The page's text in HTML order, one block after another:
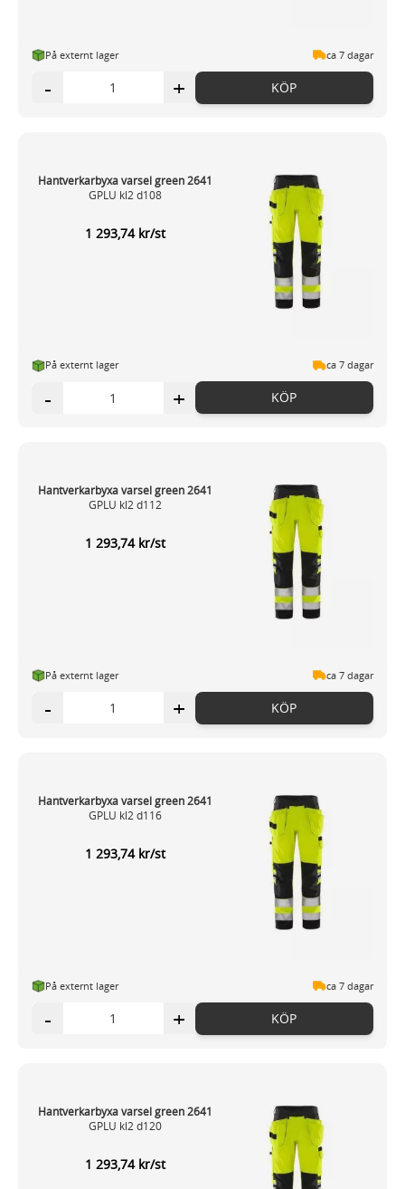
På externt lager ca 7 dagar
- + KÖP
Hantverkarbyxa varsel green 2641
GPLU kl2 d108
1 293,74 kr/st
På externt lager ca 7 dagar
- + KÖP
Hantverkarbyxa varsel green 2641
GPLU kl2 d112
1 293,74 kr/st
På externt lager ca 7 dagar
- + KÖP
Hantverkarbyxa varsel green 2641
GPLU kl2 d116
1 293,74 kr/st
På externt lager ca 7 dagar
- + KÖP
Hantverkarbyxa varsel green 2641
GPLU kl2 d120
1 293,74 kr/st